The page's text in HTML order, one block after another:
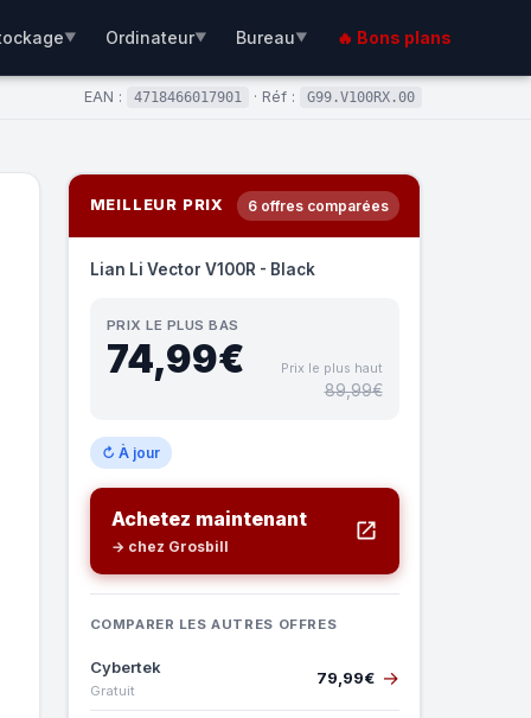
▼ Ordinateur▼ Bureau▼ 🔥 Bons plans
EAN : 4718466017901 · Réf : G99.V100RX.00
MEILLEUR PRIX 6 offres comparées
Lian Li Vector V100R - Black
PRIX LE PLUS BAS
74,99€ Prix le plus haut
89,99€
↻ À jour
Achetez maintenant
→ chez Grosbill
COMPARER LES AUTRES OFFRES
Cybertek
Gratuit
79,99€ →